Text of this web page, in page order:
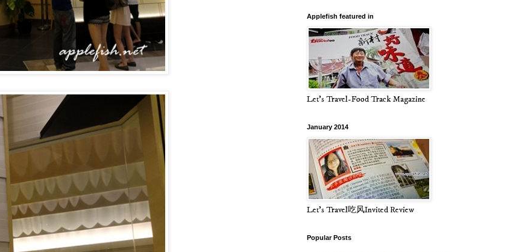
Applefish featured in
Let's Travel-Food Track Magazine
January 2014
Let's Travel吃风Invited Review
Popular Posts